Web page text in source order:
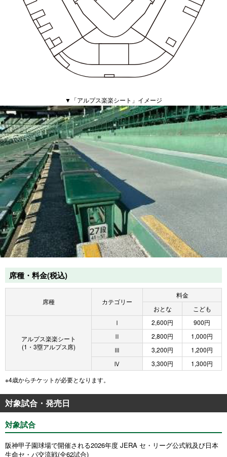
▼「アルプス楽楽シート」イメージ
席種・料金(税込)
席種 カテゴリー
料金
おとな
こども
アルプス楽楽シート
(1・3塁アルプス席)
Ⅰ 2,600円
900円
Ⅱ
2,800円
1,000円
Ⅲ
3,200円
1,200円
Ⅳ
3,300円
1,300円
※4歳からチケットが必要となります。
対象試合・発売日
対象試合
阪神甲子園球場で開催される2026年度 JERA セ・リーグ公式戦及び日本
生命セ・パ交流戦(全62試合)